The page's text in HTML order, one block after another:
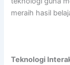
meraih hasil
Teknologi